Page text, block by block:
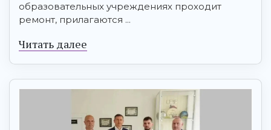
образовательных учреждениях проходит
ремонт, прилагаются ...
Читать далее